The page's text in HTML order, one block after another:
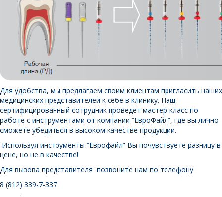
Для удобства, мы предлагаем своим клиентам пригласить наших
медицинских представителей к себе в клинику. Наш
сертифицированный сотрудник проведет мастер-класс по
работе с инструментами от компании “ЕвроФайл”, где вы лично
сможете убедиться в высоком качестве продукции.
Используя инструменты “Еврофайл” Вы почувствуете разницу в
цене, но не в качестве!
Для вызова представителя позвоните нам по телефону
8 (812) 339-7-337